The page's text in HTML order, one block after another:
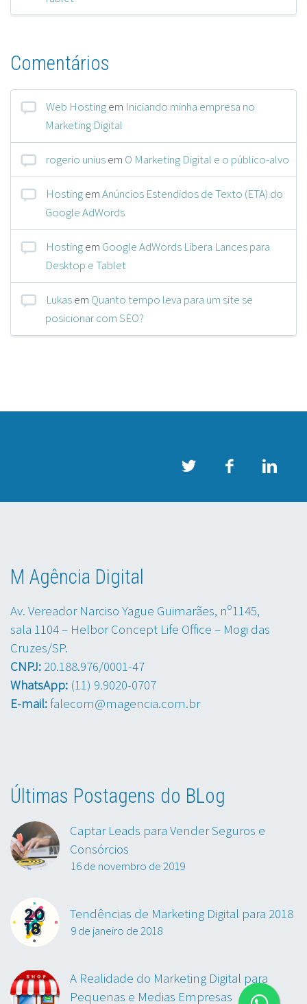
Comentários
Web Hostingem Iniciando minha empresa no
Marketing Digital
rogerio uniusem O Marketing Digital e o público-alvo
HostingemAnúncios Estendidos de Texto (ETA) do
Google AdWords
Hostingem Google AdWords Libera Lances para
Desktop e Tablet
Lukasem Quanto tempo leva para um site se
posicionar com SEO?
M Agência Digital
Av. Vereador Narciso Yague Guimarães, nº1145,
sala 1104 – Helbor Concept Life Office – Mogi das
Cruzes/SP.
CNPJ: 20.188.976/0001-47
WhatsApp: (11) 9.9020-0707
E-mail:falecom@magencia.com.br
Últimas Postagens do BLog
Captar Leads para Vender Seguros e
Consórcios
16 de novembro de 2019
Tendências de Marketing Digital para 2018
9 de janeiro de 2018
A Realidade do Marketing Digital para
Pequenas e Medias Empresas